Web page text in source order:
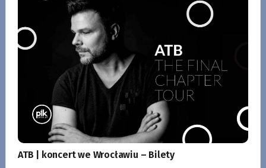
ATB | koncert we Wrocławiu – Bilety